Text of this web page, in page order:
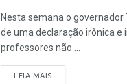
Nesta semana o governador
de uma declaração irônica e
professores não ...
LEIA MAIS